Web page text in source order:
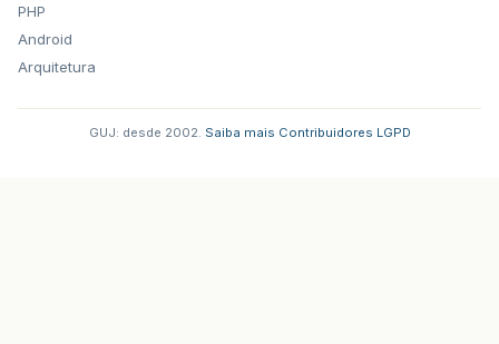
PHP
Android
Arquitetura
GUJ: desde 2002. Saiba mais Contribuidores LGPD